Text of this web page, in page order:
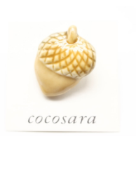
有田焼ブローチ どんぐり 1
¥1,000